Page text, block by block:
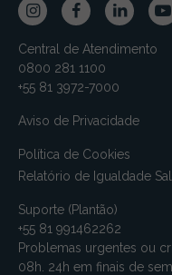
Central de Atendimento
0800 281 1100
+55 81 3972-7000
Aviso de Privacidade
Política de Cookies
Relatório de Igualdade
Suporte (Plantão)
+55 81 991462262
Problemas urgentes ou
08h. 24h em finais de